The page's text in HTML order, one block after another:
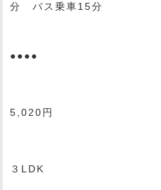
分 バス乗車15分
●●●●
5,020円
３LDK